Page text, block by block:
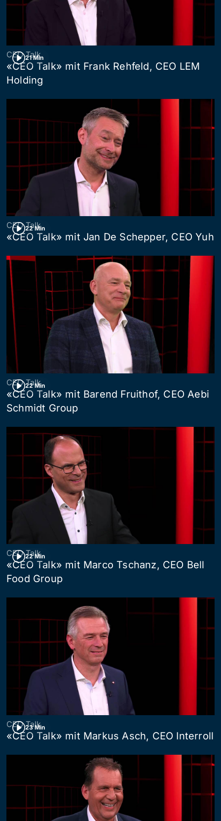
21 Min
CEO Talk
«CEO Talk» mit Frank Rehfeld, CEO LEM
Holding
22 Min
CEO Talk
«CEO Talk» mit Jan De Schepper, CEO Yuh
22 Min
CEO Talk
«CEO Talk» mit Barend Fruithof, CEO Aebi
Schmidt Group
22 Min
CEO Talk
«CEO Talk» mit Marco Tschanz, CEO Bell
Food Group
23 Min
CEO Talk
«CEO Talk» mit Markus Asch, CEO Interroll